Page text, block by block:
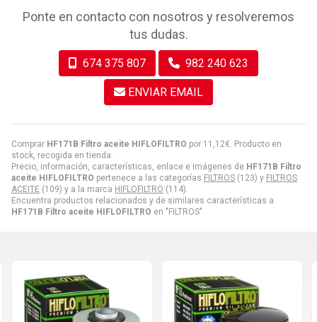
Comprar HF171B Filtro aceite HIFLOFILTRO por 11,12€ . Producto en
stock, recogida en tienda.
Precio, información, características, enlace e imágenes de HF171B Filtro
aceite HIFLOFILTRO pertenece a las categorías FILTROS (123) y FILTROS
ACEITE (109) y a la marca HIFLOFILTRO (114).
Encuentra productos relacionados y de similares características a
HF171B Filtro aceite HIFLOFILTRO en "FILTROS".
Ponte en contacto con nosotros y resolveremos
tus dudas.
674 375 807 982 240 623
ENVIAR EMAIL